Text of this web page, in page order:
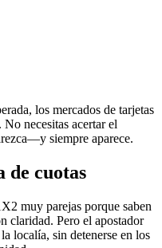
los mercados de tarjetas
necesitas acertar el
siempre aparece.
de cuotas
muy parejas porque saben
claridad. Pero el apostador
localía, sin detenerse en los